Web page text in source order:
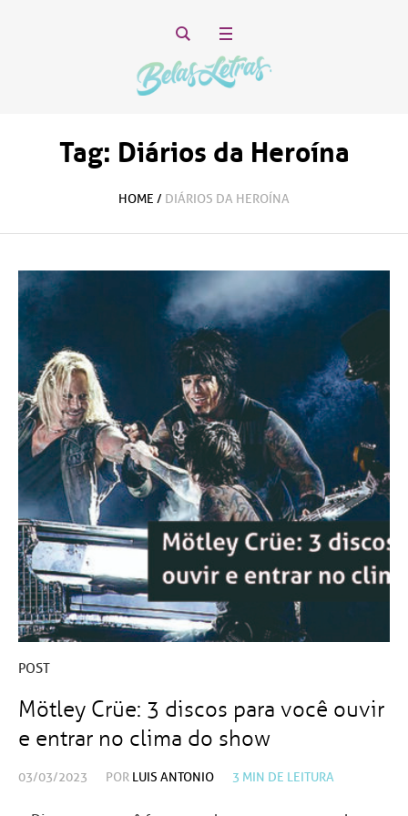
Tag: Diários da Heroína
HOME / DIÁRIOS DA HEROÍNA
POST
Mötley Crüe: 3 discos para você ouvir
e entrar no clima do show
03/03/2023 POR LUIS ANTONIO 3 MIN DE LEITURA